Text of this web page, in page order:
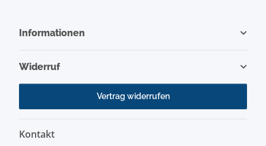
Informationen
Widerruf
Vertrag widerrufen
Kontakt